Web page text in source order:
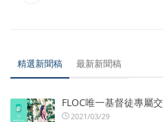
精選新聞稿 最新新聞稿
FLOC唯一基督徒專屬
2021/03/29